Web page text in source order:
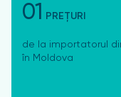
01 PREȚURI
de la importatorul
în Moldova